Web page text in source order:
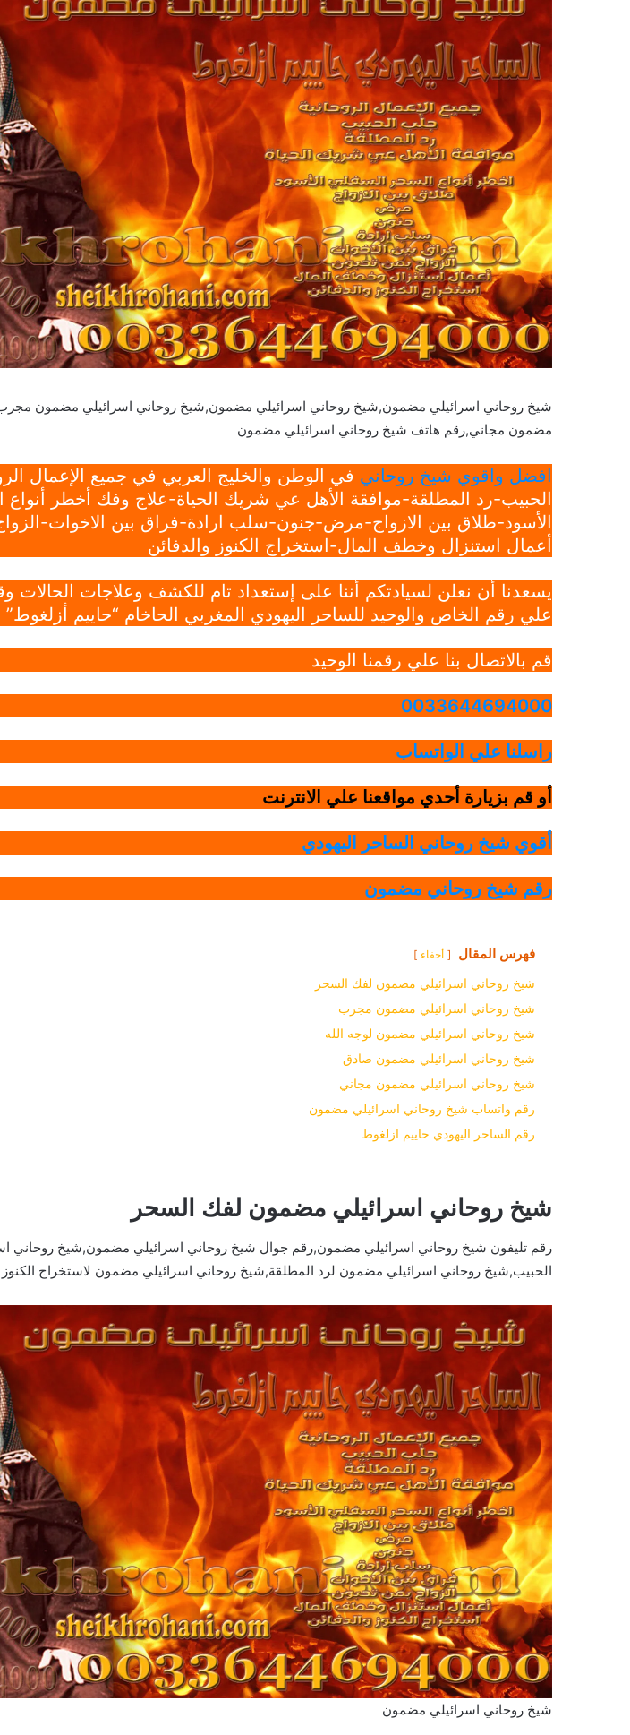
شيخ روحاني اسرائيلي مضمون,شيخ روحاني اسرائيلي مضمون,شيخ روحاني اسرائيلي مضمون
مضمون مجاني,رقم هاتف شيخ روحاني اسرائيلي مضمون
افضل واقوي شيخ روحاني في الوطن والخليج العربي في جميع الإعمال
الحبيب-رد المطلقة-موافقة الأهل عي شريك الحياة-علاج وفك أخطر
الأسود-طلاق بين الازواج-مرض-جنون-سلب ارادة-فراق بين الاخوات-
أعمال استنزال وخطف المال-استخراج الكنوز والدفائن
يسعدنا أن نعلن لسيادتكم أننا على إستعداد تام للكشف وعلاجات الحالات
علي رقم الخاص والوحيد للساحر اليهودي المغربي الحاخام “حاييم أزلغوط”
قم بالاتصال بنا علي رقمنا الوحيد
0033644694000
راسلنا علي الواتساب
أو قم بزيارة أحدي مواقعنا علي الانترنت
أقوي شيخ روحاني الساحر اليهودي
رقم شيخ روحاني مضمون
فهرس المقال أخفاء
شيخ روحاني اسرائيلي مضمون لفك السحر
شيخ روحاني اسرائيلي مضمون مجرب
شيخ روحاني اسرائيلي مضمون لوجه الله
شيخ روحاني اسرائيلي مضمون صادق
شيخ روحاني اسرائيلي مضمون مجاني
رقم واتساب شيخ روحاني اسرائيلي مضمون
رقم الساحر اليهودي حاييم ازلغوط
شيخ روحاني اسرائيلي مضمون لفك السحر
رقم تليفون شيخ روحاني اسرائيلي مضمون,رقم جوال شيخ روحاني اسرائيلي مضمون,شيخ روحاني
الحبيب,شيخ روحاني اسرائيلي مضمون لرد المطلقة,شيخ روحاني اسرائيلي مضمون لاستخراج الكنوز
شيخ روحاني اسرائيلي مضمون